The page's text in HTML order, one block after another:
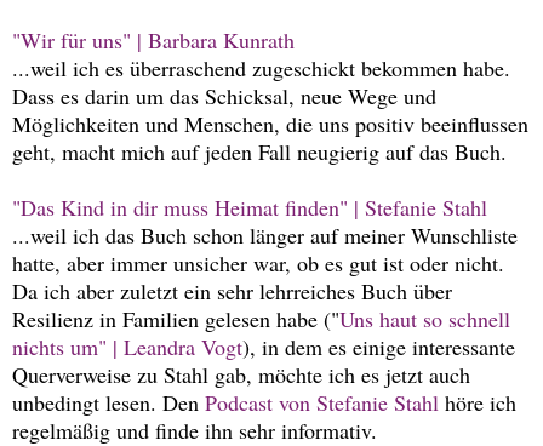
"Wir für uns" | Barbara Kunrath
...weil ich es überraschend zugeschickt bekommen habe.
Dass es darin um das Schicksal, neue Wege und
Möglichkeiten und Menschen, die uns positiv beeinflussen
geht, macht mich auf jeden Fall neugierig auf das Buch.
"Das Kind in dir muss Heimat finden" | Stefanie Stahl
...weil ich das Buch schon länger auf meiner Wunschliste
hatte, aber immer unsicher war, ob es gut ist oder nicht.
Da ich aber zuletzt ein sehr lehrreiches Buch über
Resilienz in Familien gelesen habe ("Uns haut so schnell
nichts um" | Leandra Vogt), in dem es einige interessante
Querverweise zu Stahl gab, möchte ich es jetzt auch
unbedingt lesen. Den Podcast von Stefanie Stahl höre ich
regelmäßig und finde ihn sehr informativ.